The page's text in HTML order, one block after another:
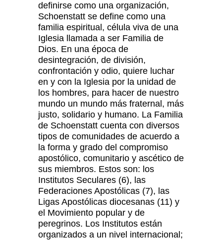
definirse como una organización,
Schoenstatt se define como una
familia espiritual, célula viva de una
Iglesia llamada a ser Familia de
Dios. En una época de
desintegración, de división,
confrontación y odio, quiere luchar
en y con la Iglesia por la unidad de
los hombres, para hacer de nuestro
mundo un mundo más fraternal, más
justo, solidario y humano. La Familia
de Schoenstatt cuenta con diversos
tipos de comunidades de acuerdo a
la forma y grado del compromiso
apostólico, comunitario y ascético de
sus miembros. Estos son: los
Institutos Seculares (6), las
Federaciones Apostólicas (7), las
Ligas Apostólicas diocesanas (11) y
el Movimiento popular y de
peregrinos. Los Institutos están
organizados a un nivel internacional;